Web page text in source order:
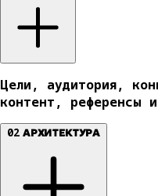
Цели, аудитория,
контент, референсы
02 АРХИТЕКТУРА